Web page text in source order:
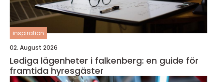
inspiration
02. August 2026
Lediga lägenheter i falkenberg: en guide för
framtida hyresgäster